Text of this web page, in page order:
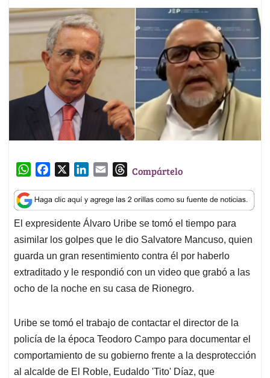
W
a
t
s
A
p
p
c
e
b
o
o
k
n
k
e
d
I
n
a
i
l
T
r
e
a
d
s
Compártelo
El expresidente Álvaro Uribe se tomó el tiempo para
asimilar los golpes que le dio Salvatore Mancuso, quien
guarda un gran resentimiento contra él por haberlo
extraditado y le respondió con un video que grabó a las
ocho de la noche en su casa de Rionegro.
Uribe se tomó el trabajo de contactar el director de la
policía de la época Teodoro Campo para documentar el
comportamiento de su gobierno frente a la desprotección
al alcalde de El Roble, Eudaldo 'Tito' Díaz, que